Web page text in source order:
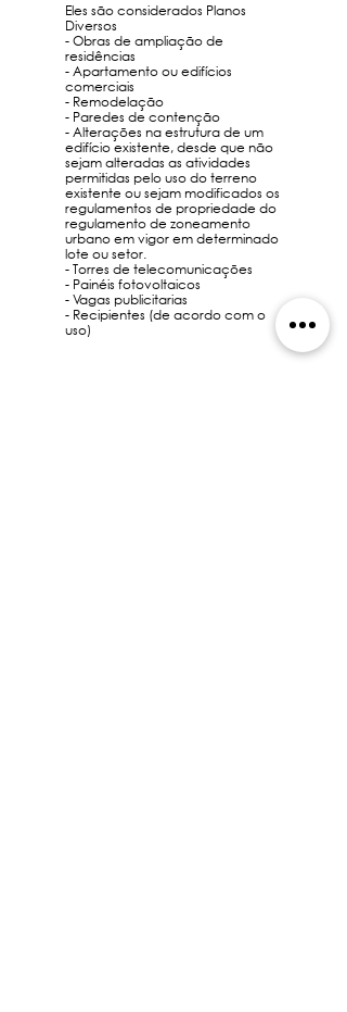
Eles são considerados Planos
Diversos
- Obras de ampliação de
residências
- Apartamento ou edifícios
comerciais
- Remodelação
- Paredes de contenção
- Alterações na estrutura de um
edifício existente, desde que não
sejam alteradas as atividades
permitidas pelo uso do terreno
existente ou sejam modificados os
regulamentos de propriedade do
regulamento de zoneamento
urbano em vigor em determinado
lote ou setor.
- Torres de telecomunicações
- Painéis fotovoltaicos
- Vagas publicitarias
- Recipientes (de acordo com o
uso)